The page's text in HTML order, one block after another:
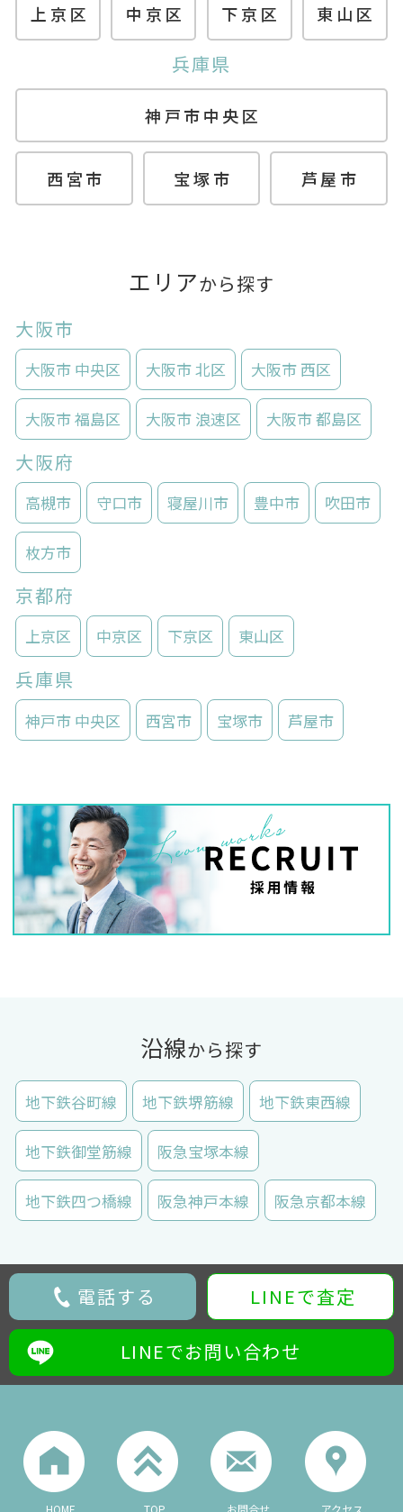
上京区 中京区 下京区 東山区
兵庫県
神戸市中央区
西宮市 宝塚市 芦屋市
エリアから探す
大阪市
大阪市 中央区 大阪市 北区 大阪市 西区
大阪市 福島区 大阪市 浪速区 大阪市 都島区
大阪府
高槻市 守口市 寝屋川市 豊中市 吹田市
枚方市
京都府
上京区 中京区 下京区 東山区
兵庫県
神戸市 中央区 西宮市 宝塚市 芦屋市
沿線から探す
地下鉄谷町線 地下鉄堺筋線 地下鉄東西線
地下鉄御堂筋線 阪急宝塚本線
地下鉄四つ橋線 阪急神戸本線 阪急京都本線
電話する LINEで査定
LINEでお問い合わせ